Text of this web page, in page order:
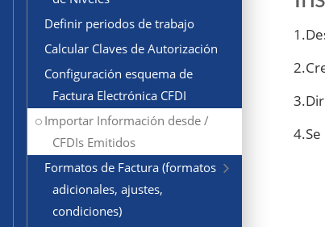
Definir periodos de trabajo
Calcular Claves de Autorización
Configuración esquema de
Factura Electrónica CFDI
Importar Información desde /
CFDIs Emitidos
Formatos de Factura (formatos
adicionales, ajustes,
condiciones)